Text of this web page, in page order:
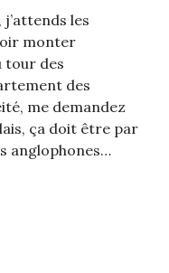
les
monter
tour des
des
me demandez
ça doit être par
anglophones…